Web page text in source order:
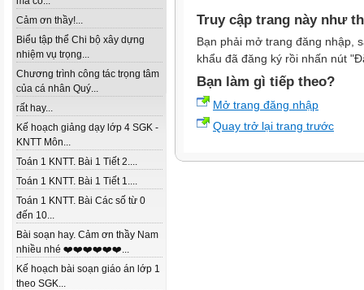
Cảm ơn thầy!...
Biểu tập thể Chi bộ xây dựng
nhiệm vụ trọng...
Chương trình công tác trọng tâm
của cá nhân Quý...
rất hay...
Kế hoạch giảng dạy lớp 4 SGK -
KNTT Môn...
Toán 1 KNTT. Bài 1 Tiết 2....
Toán 1 KNTT. Bài 1 Tiết 1....
Toán 1 KNTT. Bài Các số từ 0
đến 10...
Bài soạn hay. Cảm ơn thầy Nam
nhiều nhé ❤️❤️❤️❤️❤️❤️...
Kế hoạch bài soạn giáo án lớp 1
theo SGK...
Truy cập trang này như
Bạn phải mở trang đăng nhập,
khẩu đã đăng ký rồi nhấn nút
Bạn làm gì tiếp theo?
Mở trang đăng nhập
Quay trở lại trang trước